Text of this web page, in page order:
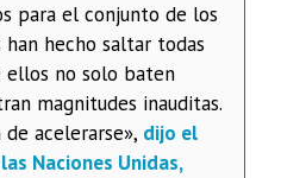
para el conjunto de los
hecho saltar todas
ellos no solo baten
magnitudes inauditas.
acelerarse», dijo el
Naciones Unidas,